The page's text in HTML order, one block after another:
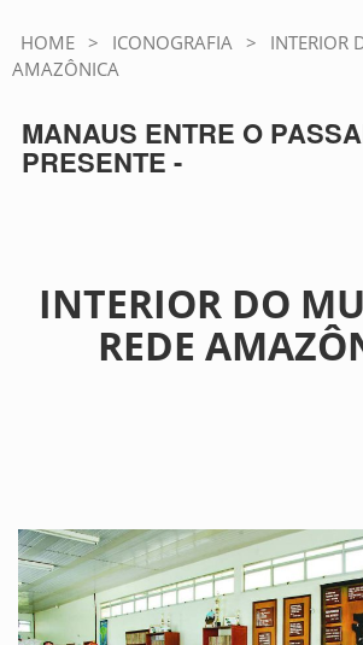
HOME > ICONOGRAFIA >
INTERIOR
AMAZÔNICA
MANAUS ENTRE O
PRESENTE -
INTERIOR DO
REDE